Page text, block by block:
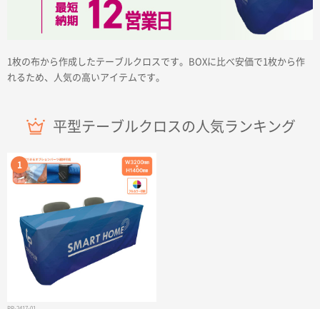
イベントから探す
印刷色から探す
サイトメニュー
1枚の布から作成したテーブルクロスです。BOXに比べ安価で1枚から作
れるため、人気の高いアイテムです。
平型テーブルクロスの人気ランキング